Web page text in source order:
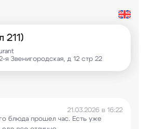
211)
я Звенигородская, д 12 стр 22
21.03.2026 в 16:22
блюда прошел час. Есть уже